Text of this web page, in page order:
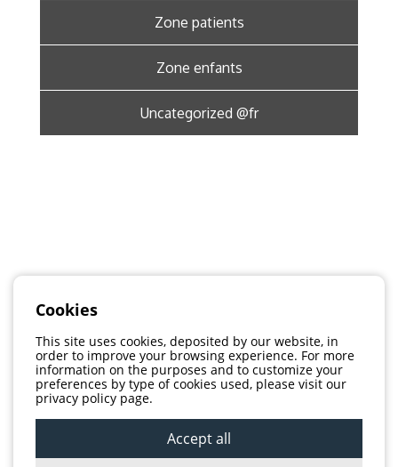
Zone patients
Zone enfants
Uncategorized @fr
Cookies
This site uses cookies, deposited by our website, in
order to improve your browsing experience. For more
information on the purposes and to customize your
preferences by type of cookies used, please visit our
privacy policy page.
Accept all